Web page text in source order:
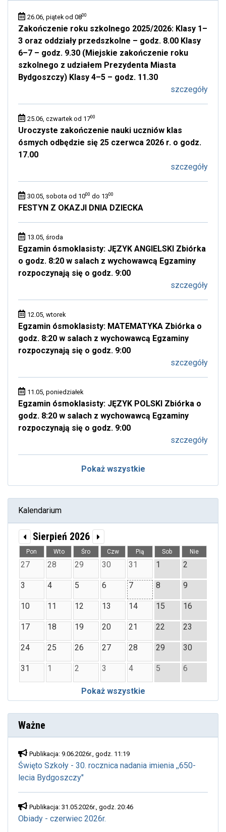
26.06, piątek od 0800
Zakończenie roku szkolnego 2025/2026: Klasy 1–
3 oraz oddziały przedszkolne – godz. 8.00 Klasy
6–7 – godz. 9.30 (Miejskie zakończenie roku
szkolnego z udziałem Prezydenta Miasta
Bydgoszczy) Klasy 4–5 – godz. 11.30
szczegóły
25.06, czwartek od 1700
Uroczyste zakończenie nauki uczniów klas
ósmych odbędzie się 25 czerwca 2026 r. o godz.
17.00
szczegóły
30.05, sobota od 1000 do 1300
FESTYN Z OKAZJI DNIA DZIECKA
13.05, środa
Egzamin ósmoklasisty: JĘZYK ANGIELSKI Zbiórka
o godz. 8:20 w salach z wychowawcą Egzaminy
rozpoczynają się o godz. 9:00
szczegóły
12.05, wtorek
Egzamin ósmoklasisty: MATEMATYKA Zbiórka o
godz. 8:20 w salach z wychowawcą Egzaminy
rozpoczynają się o godz. 9:00
szczegóły
11.05, poniedziałek
Egzamin ósmoklasisty: JĘZYK POLSKI Zbiórka o
godz. 8:20 w salach z wychowawcą Egzaminy
rozpoczynają się o godz. 9:00
szczegóły
Pokaż wszystkie
Kalendarium
Sierpień 2026
Pon Wto Śro Czw Pią Sob Nie
27 28 29 30 31 1 2
3 4 5 6 7 8 9
10 11 12 13 14 15 16
17 18 19 20 21 22 23
24 25 26 27 28 29 30
31 1 2 3 4 5 6
Pokaż wszystkie
Ważne
Publikacja: 9.06.2026r., godz. 11:19
Święto Szkoły - 30. rocznica nadania imienia ,,650-
lecia Bydgoszczy"
Publikacja: 31.05.2026r., godz. 20:46
Obiady - czerwiec 2026r.